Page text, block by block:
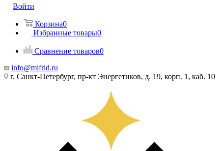
Войти
Корзина0
Избранные товары0
Сравнение товаров0
info@mifrid.ru
г. Санкт-Петербург, пр-кт Энергетиков, д. 19, корп. 1, каб. 10